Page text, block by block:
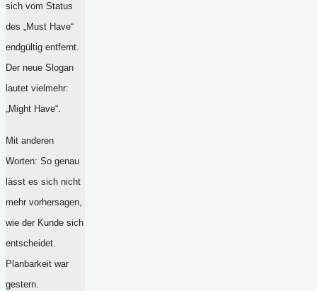
sich vom Status
des „Must Have“
endgültig entfernt.
Der neue Slogan
lautet vielmehr:
„Might Have“.
Mit anderen
Worten: So genau
lässt es sich nicht
mehr vorhersagen,
wie der Kunde sich
entscheidet.
Planbarkeit war
gestern.